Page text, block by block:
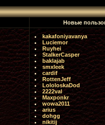
Новые
kakafoniyavanya
Luciemor
Ruyhei
StalkerCasper
baklajab
smxleek
cardif
RottenJeff
LololoskaDod
2222val
Maxponkr
wowa2011
arius
dohgg
nikitij